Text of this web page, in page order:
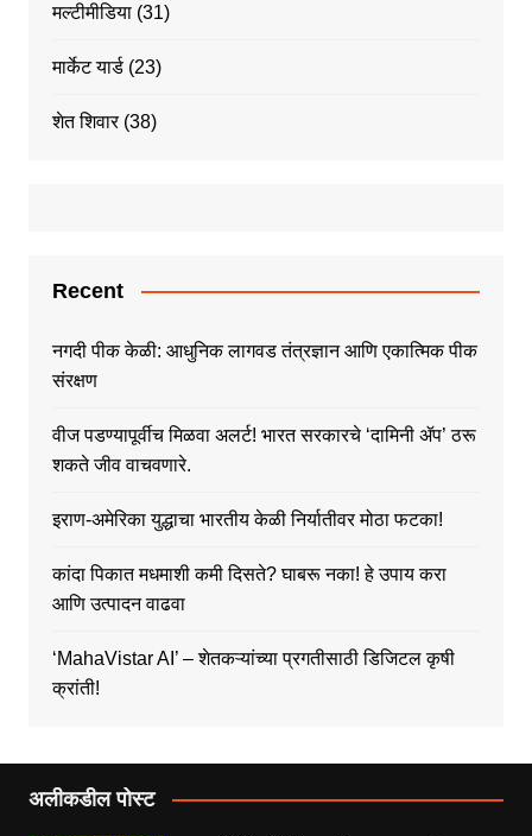
मल्टीमीडिया(31)
मार्केट यार्ड(23)
शेत शिवार(38)
Recent
नगदी पीक केळी: आधुनिक लागवड तंत्रज्ञान आणि एकात्मिक पीक
संरक्षण
वीज पडण्यापूर्वीच मिळवा अलर्ट! भारत सरकारचे ‘दामिनी ॲप’ ठरू
शकते जीव वाचवणारे.
इराण-अमेरिका युद्धाचा भारतीय केळी निर्यातीवर मोठा फटका!
कांदा पिकात मधमाशी कमी दिसते? घाबरू नका! हे उपाय करा
आणि उत्पादन वाढवा
‘MahaVistar AI’ – शेतकऱ्यांच्या प्रगतीसाठी डिजिटल कृषी
क्रांती!
अलीकडील पोस्ट